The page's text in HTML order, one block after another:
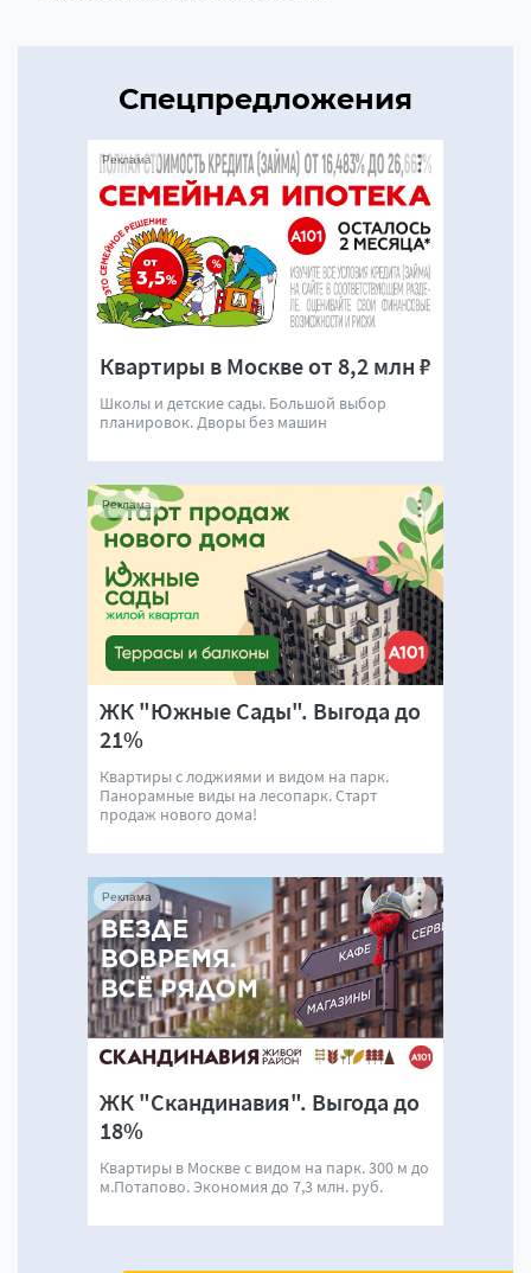
Спецпредложения
Квартиры в Москве от 8,2 млн ₽
Школы и детские сады. Большой выбор
планировок. Дворы без машин
Реклама
ЖК "Южные Сады". Выгода до
21%
Квартиры с лоджиями и видом на парк.
Панорамные виды на лесопарк. Старт
продаж нового дома!
Реклама
ЖК "Скандинавия". Выгода до
18%
Квартиры в Москве с видом на парк. 300 м до
м.Потапово. Экономия до 7,3 млн. руб.
Реклама